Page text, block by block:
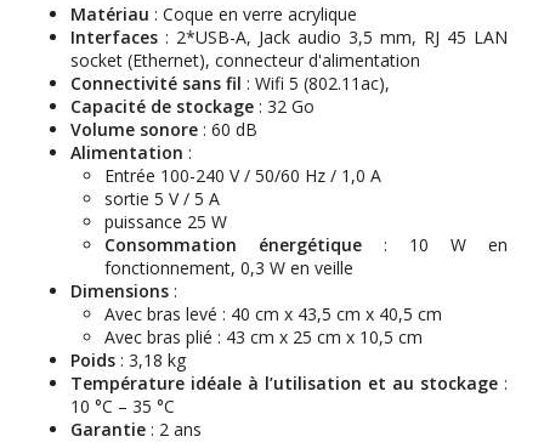
Matériau : Coque en verre acrylique
Interfaces : 2*USB-A, Jack audio 3,5 mm, RJ 45 LAN
socket (Ethernet), connecteur d'alimentation
Connectivité sans fil : Wifi 5 (802.11ac),
Capacité de stockage : 32 Go
Volume sonore : 60 dB
Alimentation :
Entrée 100-240 V / 50/60 Hz / 1,0 A
sortie 5 V / 5 A
puissance 25 W
Consommation énergétique : 10 W en
fonctionnement, 0,3 W en veille
Dimensions :
Avec bras levé : 40 cm x 43,5 cm x 40,5 cm
Avec bras plié : 43 cm x 25 cm x 10,5 cm
Poids : 3,18 kg
Température idéale à l’utilisation et au stockage :
10 °C – 35 °C
Garantie : 2 ans